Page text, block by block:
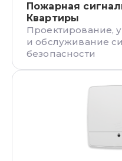
Пожарная
Квартиры
Проектирование,
и обслуживание
безопасности